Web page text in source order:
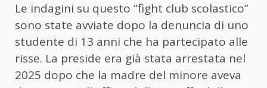
Le indagini su questo “fight club scolastico”
sono state avviate dopo la denuncia di uno
studente di 13 anni che ha partecipato alle
risse. La preside era già stata arrestata nel
2025 dopo che la madre del minore aveva